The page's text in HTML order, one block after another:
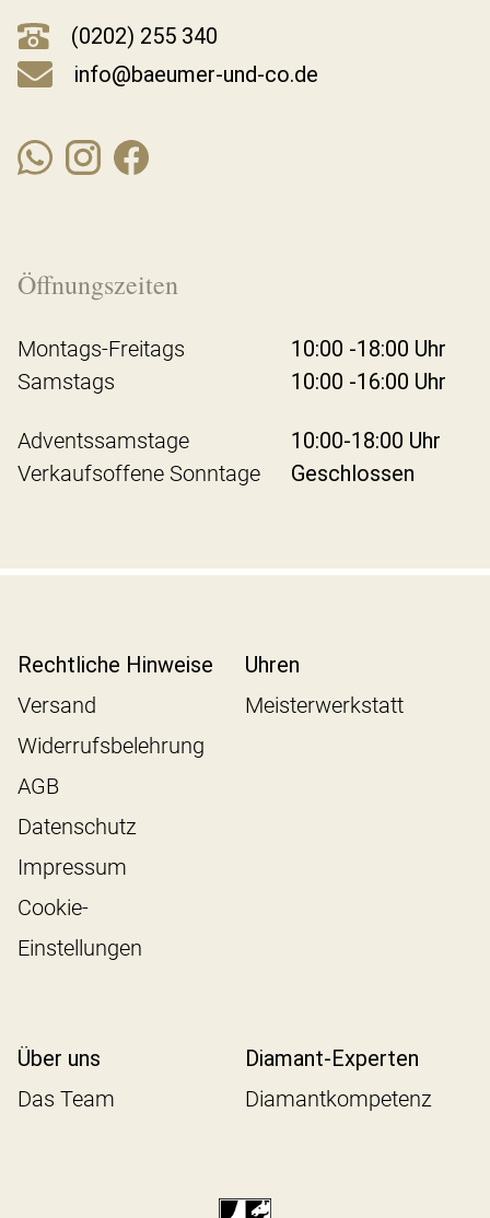
(0202) 255 340
info@baeumer-und-co.de
Öffnungszeiten
Montags-Freitags
10:00 -18:00 Uhr
Samstags
10:00 -16:00 Uhr
Adventssamstage
10:00-18:00 Uhr
Verkaufsoffene Sonntage
Geschlossen
Rechtliche Hinweise
Versand
Widerrufsbelehrung
AGB
Datenschutz
Impressum
Cookie-
Einstellungen
Uhren
Meisterwerkstatt
Über uns
Das Team
Diamant-Experten
Diamantkompetenz